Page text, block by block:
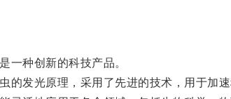
种创新的科技产品。
发光原理，采用了先进的技术，用于加速